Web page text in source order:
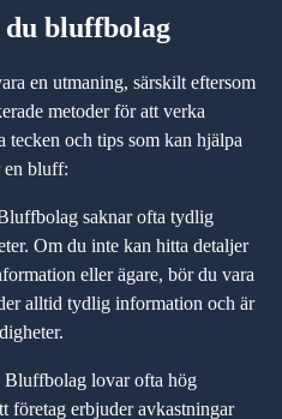
bluffbolag
en utmaning, särskilt eftersom
metoder för att verka
och tips som kan hjälpa
en bluff:
saknar ofta tydlig
Om du inte kan hitta detaljer
eller ägare, bör du vara
alltid tydlig information och är
Bluffbolag lovar ofta hög
företag erbjuder avkastningar